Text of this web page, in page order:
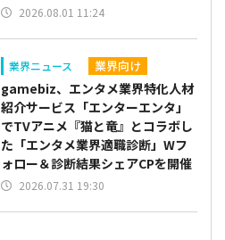
2026.08.01 11:24
業界ニュース 業界向け
gamebiz、エンタメ業界特化人材
紹介サービス「エンターエンタ」
でTVアニメ『猫と竜』とコラボし
た「エンタメ業界適職診断」Wフ
ォロー＆診断結果シェアCPを開催
2026.07.31 19:30